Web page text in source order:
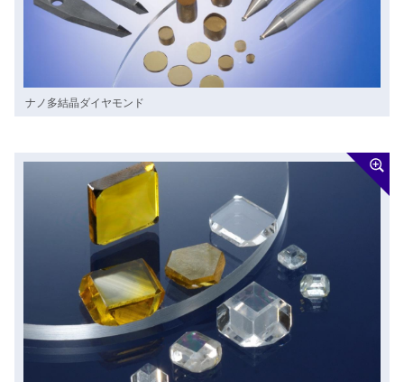
ナノ多結晶ダイヤモンド